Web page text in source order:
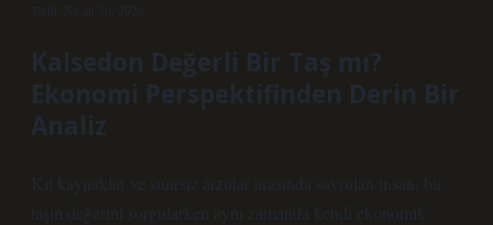
Tarih: Nisan 30, 2026
Kalsedon Değerli Bir Taş mı?
Ekonomi Perspektifinden Derin Bir
Analiz
Kıt kaynaklar ve sınırsız arzular arasında savrulan insan, bir
taşın değerini sorgularken aynı zamanda kendi ekonomik